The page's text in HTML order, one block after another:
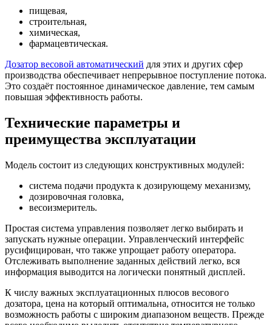
пищевая,
строительная,
химическая,
фармацевтическая.
Дозатор весовой автоматический для этих и других сфер
производства обеспечивает непрерывное поступление потока.
Это создаёт постоянное динамическое давление, тем самым
повышая эффективность работы.
Технические параметры и
преимущества эксплуатации
Модель состоит из следующих конструктивных модулей:
система подачи продукта к дозирующему механизму,
дозировочная головка,
весоизмеритель.
Простая система управления позволяет легко выбирать и
запускать нужные операции. Управленческий интерфейс
русифицирован, что также упрощает работу оператора.
Отслеживать выполнение заданных действий легко, вся
информация выводится на логически понятный дисплей.
К числу важных эксплуатационных плюсов весового
дозатора, цена на который оптимальна, относится не только
возможность работы с широким диапазоном веществ. Прежде